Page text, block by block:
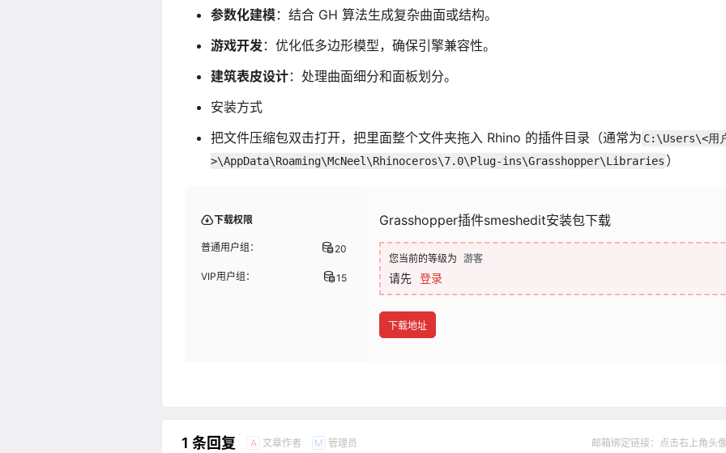
参数化建模：结合 GH 算法生成复杂曲面或结构。
游戏开发：优化低多边形模型，确保引擎兼容性。
建筑表皮设计：处理曲面细分和面板划分。
安装方式
把文件压缩包双击打开，把里面整个文件夹拖入 Rhino 的插件目录（通常为 C:\Users\<用
>\AppData\Roaming\McNeel\Rhinoceros\7.0\Plug-ins\Grasshopper\Libraries ）
下载权限
普通用户组： 20
VIP用户组： 15
Grasshopper插件smeshedit安装包下载
您当前的等级为 游客
请先 登录
下载地址
1 条回复 A 文章作者 M 管理员 邮箱绑定链接：点击右上角